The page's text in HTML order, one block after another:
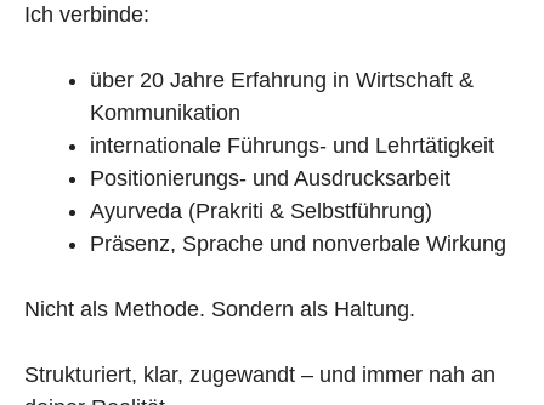
Ich verbinde:
über 20 Jahre Erfahrung in Wirtschaft &
Kommunikation
internationale Führungs- und Lehrtätigkeit
Positionierungs- und Ausdrucksarbeit
Ayurveda (Prakriti & Selbstführung)
Präsenz, Sprache und nonverbale Wirkung
Nicht als Methode. Sondern als Haltung.
Strukturiert, klar, zugewandt – und immer nah an